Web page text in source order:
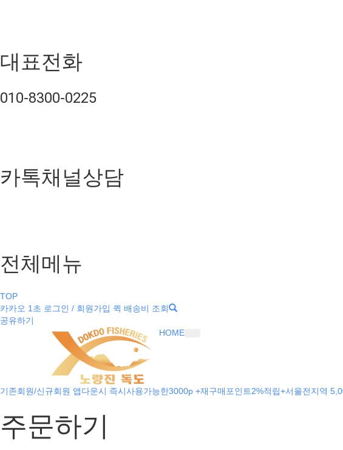
대표전화
010-8300-0225
카톡채널상담
전체메뉴
TOP
카카오 1초 로그인 / 회원가입 퀵 배송비 조회
공유하기
HOME
기존회원/신규회원 앱다운시 즉시사용가능한3000p +재구매포인트2%적립+서울전지역
주문하기